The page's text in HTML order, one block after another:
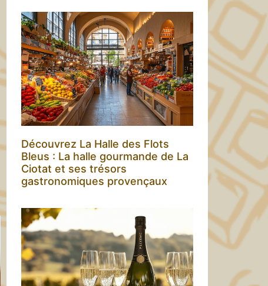
Découvrez La Halle des Flots
Bleus : La halle gourmande de La
Ciotat et ses trésors
gastronomiques provençaux